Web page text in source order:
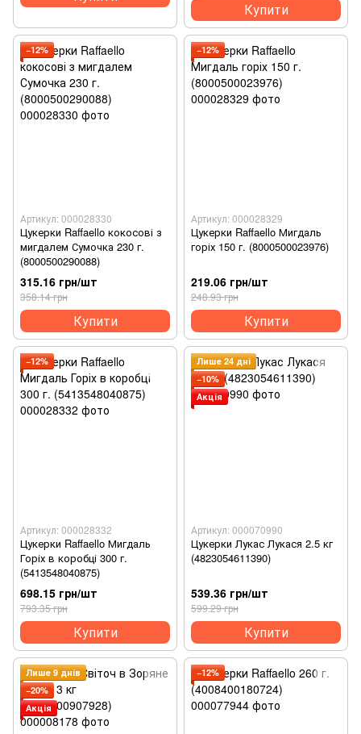
Купити
−12%
Артикул: 000028330
Цукерки Raffaello кокосові з
мигдалем Сумочка 230 г.
(8000500290088)
315.16 грн/шт
358.14 грн
Купити
−12%
Артикул: 000028329
Цукерки Raffaello Мигдаль
горіх 150 г. (8000500023976)
219.06 грн/шт
248.93 грн
Купити
−12%
Артикул: 000028332
Цукерки Raffaello Мигдаль
Горіх в коробці 300 г.
(5413548040875)
698.15 грн/шт
793.35 грн
Купити
Лише 24 дні
−10%
Акція
Артикул: 000070990
Цукерки Лукас Лукася 2.5 кг
(4823054611390)
539.36 грн/шт
599.29 грн
Купити
Лише 9 днів
−20%
Акція
−12%